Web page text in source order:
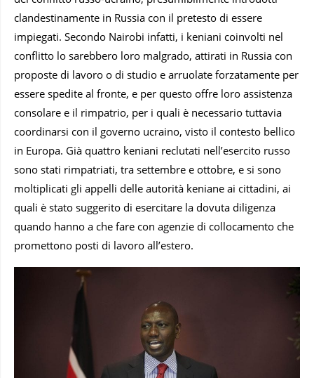
clandestinamente in Russia con il pretesto di essere
impiegati. Secondo Nairobi infatti, i keniani coinvolti nel
conflitto lo sarebbero loro malgrado, attirati in Russia con
proposte di lavoro o di studio e arruolate forzatamente per
essere spedite al fronte, e per questo offre loro assistenza
consolare e il rimpatrio, per i quali è necessario tuttavia
coordinarsi con il governo ucraino, visto il contesto bellico
in Europa. Già quattro keniani reclutati nell’esercito russo
sono stati rimpatriati, tra settembre e ottobre, e si sono
moltiplicati gli appelli delle autorità keniane ai cittadini, ai
quali è stato suggerito di esercitare la dovuta diligenza
quando hanno a che fare con agenzie di collocamento che
promettono posti di lavoro all’estero.